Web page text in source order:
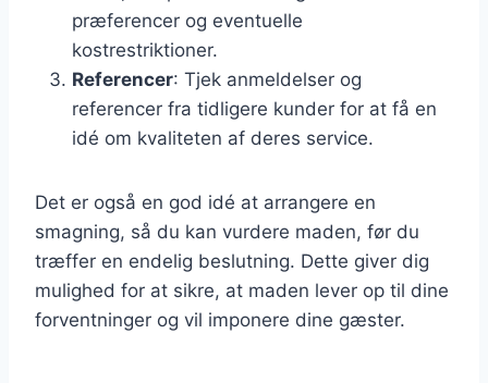
præferencer og eventuelle
kostrestriktioner.
Referencer: Tjek anmeldelser og
referencer fra tidligere kunder for at få en
idé om kvaliteten af deres service.
Det er også en god idé at arrangere en
smagning, så du kan vurdere maden, før du
træffer en endelig beslutning. Dette giver dig
mulighed for at sikre, at maden lever op til dine
forventninger og vil imponere dine gæster.